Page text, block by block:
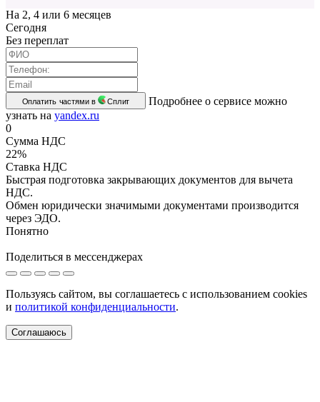
На 2, 4 или 6 месяцев
Cегодня
Без переплат
Оплатить частями в Сплит
Подробнее о сервисе можно
узнать на yandex.ru
0
Сумма НДС
22%
Ставка НДС
Быстрая подготовка закрывающих документов для вычета
НДС.
Обмен юридически значимыми документами производится
через ЭДО.
Понятно
Поделиться в мессенджерах
Пользуясь сайтом, вы соглашаетесь с использованием cookies
и политикой конфиденциальности.
Соглашаюсь